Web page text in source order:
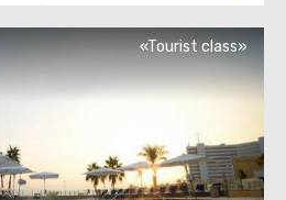
«Tourist class»